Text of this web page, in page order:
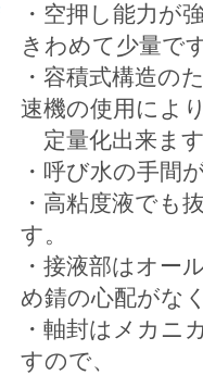
・空押し能力が
きわめて少量で
・容積式構造の
速機の使用によ
定量化出来ま
・呼び水の手間
・高粘度液でも
す。
・接液部はオー
め錆の心配がな
・軸封はメカニ
すので、